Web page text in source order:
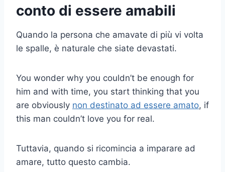
conto di essere amabili
Quando la persona che amavate di più vi volta
le spalle, è naturale che siate devastati.
You wonder why you couldn’t be enough for
him and with time, you start thinking that you
are obviously non destinato ad essere amato, if
this man couldn’t love you for real.
Tuttavia, quando si ricomincia a imparare ad
amare, tutto questo cambia.